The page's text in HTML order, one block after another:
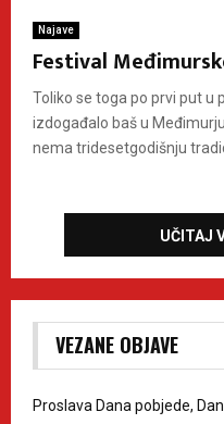
Najave
Festival
Toliko se toga po prvi put u
izdogađalo baš u
nema tridesetgodišnju
UČITAJ
VEZANE OBJAVE
Proslava Dana pobjede,